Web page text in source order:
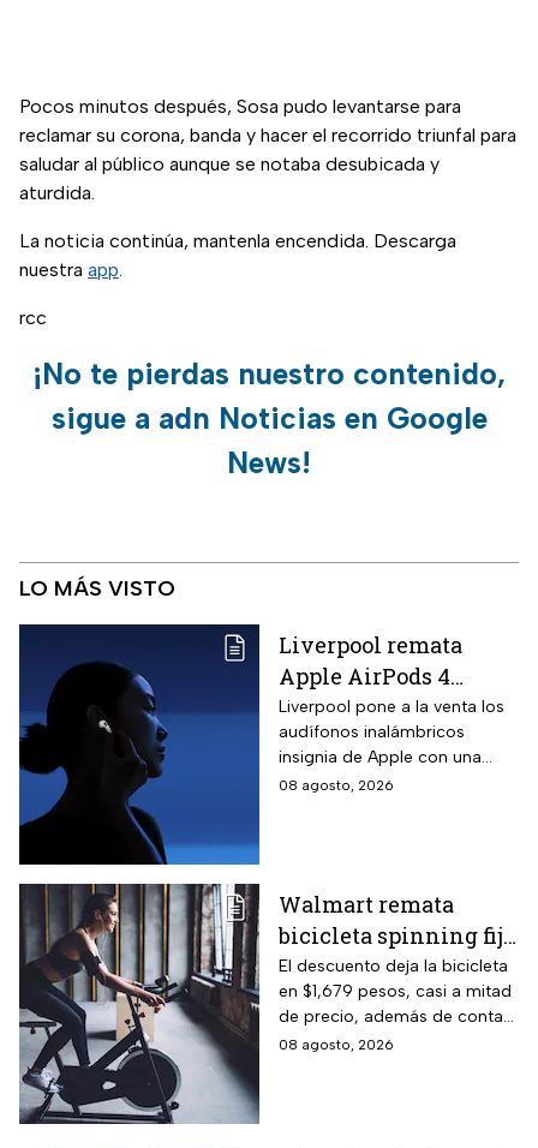
Pocos minutos después, Sosa pudo levantarse para
reclamar su corona, banda y hacer el recorrido triunfal para
saludar al público aunque se notaba desubicada y
aturdida.
La noticia continúa, mantenla encendida. Descarga
nuestra app.
rcc
¡No te pierdas nuestro contenido,
sigue a adn Noticias en Google
News!
LO MÁS VISTO
Liverpool remata
Apple AirPods 4
inalámbricos con 20%
descuento y hasta 16
MSI
Liverpool pone a la venta los
audífonos inalámbricos
insignia de Apple con una
rebaja considerable y
08 agosto, 2026
Walmart remata
bicicleta spinning fija
con monitoreo de
velocidad, calorías y
pulso, ideal para hacer
cardio en casa
El descuento deja la bicicleta
en $1,679 pesos, casi a mitad
de precio, además de contar
el beneficio de meses sin
08 agosto, 2026